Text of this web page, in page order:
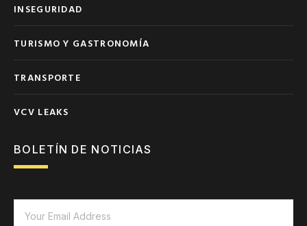
INSEGURIDAD
TURISMO Y GASTRONOMÍA
TRANSPORTE
VCV LEAKS
BOLETÍN DE NOTICIAS